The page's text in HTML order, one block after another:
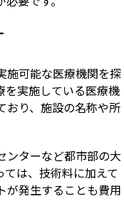
施可能な医療機関を探
を実施している医療機
おり、施設の名称や所
ンターなど都市部の大
は、技術料に加えて
が発生することも費用